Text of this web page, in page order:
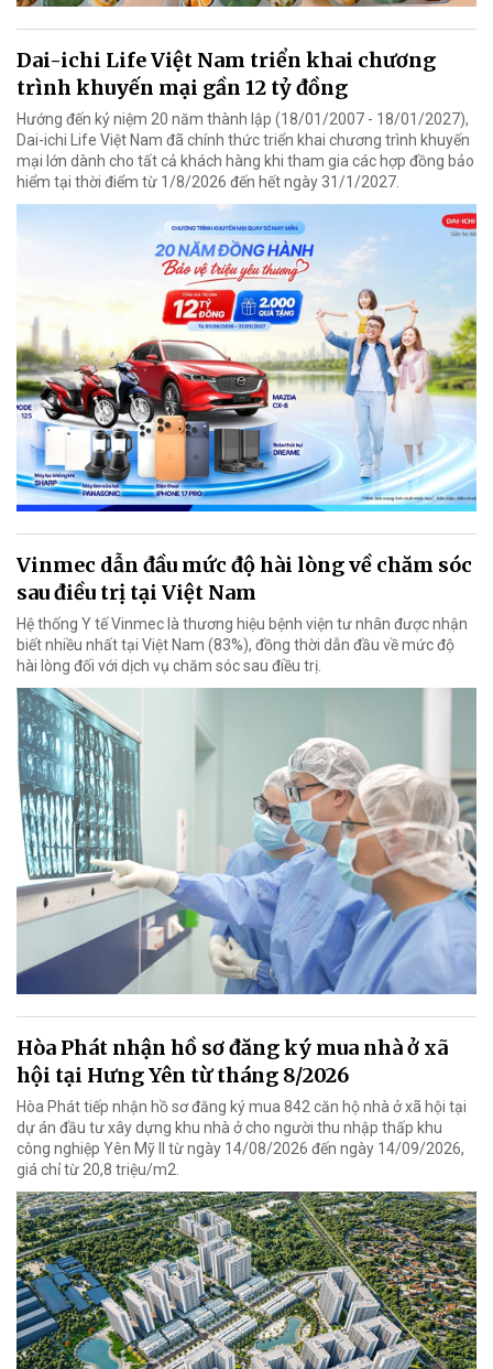
Dai-ichi Life Việt Nam triển khai chương
trình khuyến mại gần 12 tỷ đồng
Hướng đến kỷ niệm 20 năm thành lập (18/01/2007 - 18/01/2027),
Dai-ichi Life Việt Nam đã chính thức triển khai chương trình khuyến
mại lớn dành cho tất cả khách hàng khi tham gia các hợp đồng bảo
hiểm tại thời điểm từ 1/8/2026 đến hết ngày 31/1/2027.
Vinmec dẫn đầu mức độ hài lòng về chăm sóc
sau điều trị tại Việt Nam
Hệ thống Y tế Vinmec là thương hiệu bệnh viện tư nhân được nhận
biết nhiều nhất tại Việt Nam (83%), đồng thời dẫn đầu về mức độ
hài lòng đối với dịch vụ chăm sóc sau điều trị.
Hòa Phát nhận hồ sơ đăng ký mua nhà ở xã
hội tại Hưng Yên từ tháng 8/2026
Hòa Phát tiếp nhận hồ sơ đăng ký mua 842 căn hộ nhà ở xã hội tại
dự án đầu tư xây dựng khu nhà ở cho người thu nhập thấp khu
công nghiệp Yên Mỹ II từ ngày 14/08/2026 đến ngày 14/09/2026,
giá chỉ từ 20,8 triệu/m2.